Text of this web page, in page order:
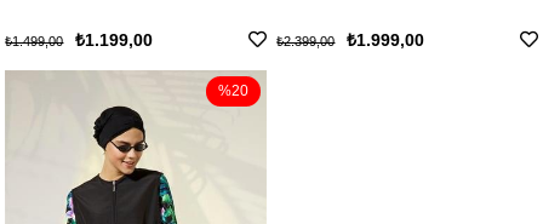
₺1.199,00
₺1.499,00 ₺1.999,00
₺2.399,00
%20